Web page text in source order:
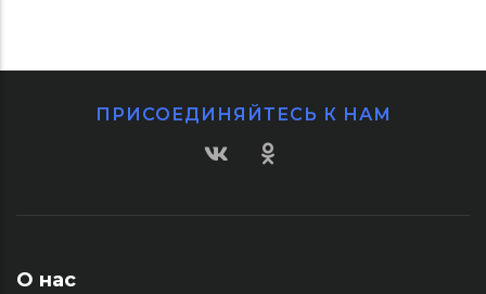
ПРИСОЕДИНЯЙТЕСЬ К НАМ
О нас